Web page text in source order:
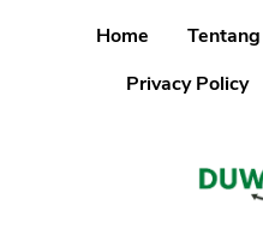
Home
Privacy Policy